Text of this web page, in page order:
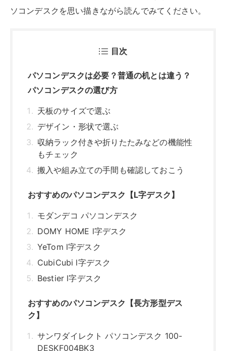
もチェック
おすすめのパソコンデスク【L字デスク】
DOMY HOME l字デスク
CubiCubi l字デスク
Bestier l字デスク
おすすめのパソコンデスク【長方形型デス
ク】
サンワダイレクト パソコンデスク 100-
DESKF004BK3
YeTom デスク
YEARCOLOR パソコンデスク
アイリスプラザ パソコンデスク RTPCD-
1200
VECELO デスク
おすすめのパソコンデスク【昇降デスク】
ErGear 電動 昇降式デスク
FEZIBO電動昇降式デスク 幅120cm